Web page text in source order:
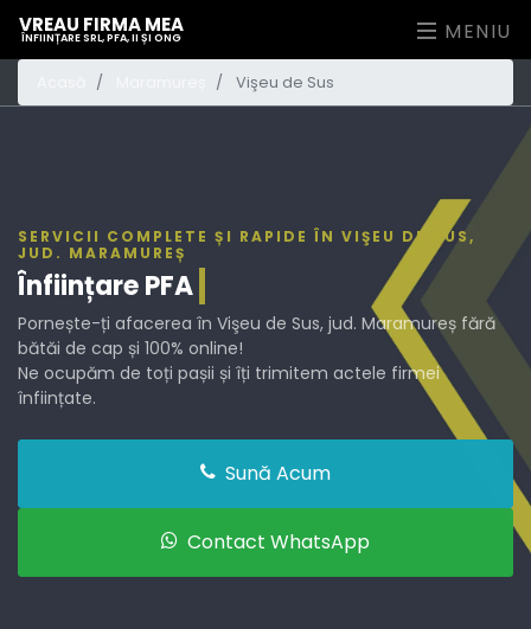
VREAU FIRMA MEA
ÎNFIINȚARE SRL, PFA, II ȘI ONG MENIU
Vişeu de Sus
SERVICII COMPLETE ȘI RAPIDE ÎN VIŞEU DE SUS,
JUD. MARAMUREȘ
ÎnființarePFA
Pornește-ți afacerea în Vişeu de Sus, jud. Maramureș fără
bătăi de cap și 100% online!
Ne ocupăm de toți pașii și îți trimitem actele firmei
înființate.
Sună Acum
Contact WhatsApp